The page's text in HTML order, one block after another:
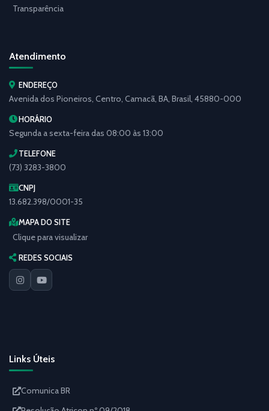
Transparência
Atendimento
ENDEREÇO
Avenida dos Pioneiros, Centro, Camacã, BA, Brasil, 45880-000
HORÁRIO
Segunda a sexta-feira das 08:00 às 13:00
TELEFONE
(73) 3283-3800
CNPJ
13.682.398/0001-35
MAPA DO SITE
Clique para visualizar
REDES SOCIAIS
Links Úteis
Comunica BR